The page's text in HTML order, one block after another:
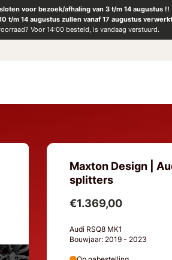
voor bezoek/afhaling van 3 t/m 14 augustus !!
t/m 14 augustus zullen vanaf 17 augustus
Voor 14:00 besteld, is vandaag verstuurd.
Maxton Design |
splitters
€1.369,00
Audi RSQ8 MK1
Bouwjaar: 2019 - 2023